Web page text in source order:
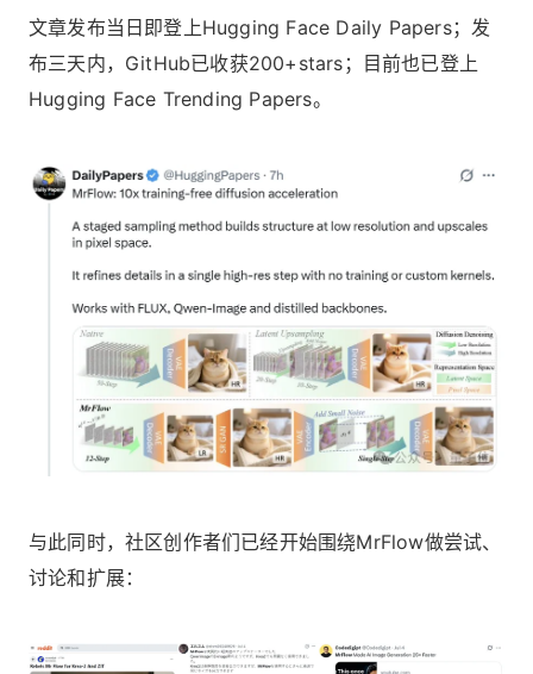
文章发布当日即登上Hugging Face Daily Papers；发
布三天内，GitHub已收获200+stars；目前也已登上
Hugging Face Trending Papers。
与此同时，社区创作者们已经开始围绕MrFlow做尝试、
讨论和扩展：